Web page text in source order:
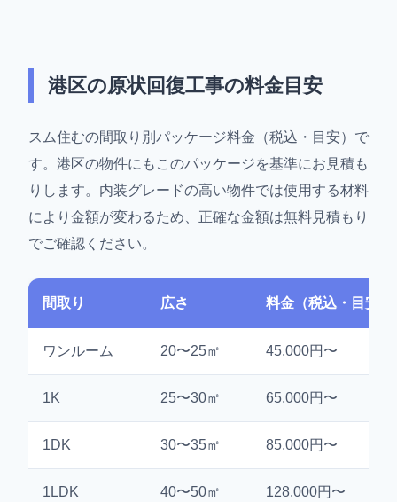
港区の原状回復工事の料金目安
スム住むの間取り別パッケージ料金（税込・目安）で
す。港区の物件にもこのパッケージを基準にお見積も
りします。内装グレードの高い物件では使用する材料
により金額が変わるため、正確な金額は無料見積もり
でご確認ください。
間取り 広さ 料金（税込・目安）
ワンルーム 20〜25㎡ 45,000円〜
1K 25〜30㎡ 65,000円〜
1DK 30〜35㎡ 85,000円〜
1LDK 40〜50㎡ 128,000円〜